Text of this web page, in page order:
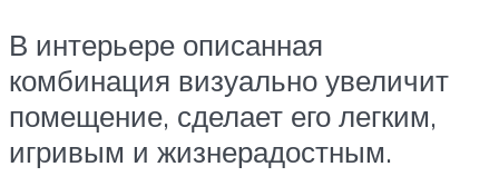
В интерьере описанная
комбинация визуально увеличит
помещение, сделает его легким,
игривым и жизнерадостным.